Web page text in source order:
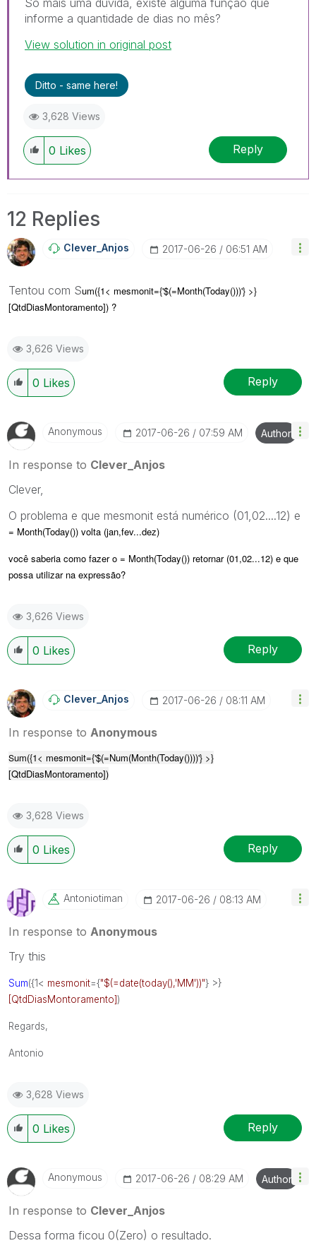
informe a quantidade de dias no mês?
View solution in original post
Ditto - same here!
3,628 Views
0 Likes Reply
12 Replies
Clever_Anjos ‎2017-06-26 06:51 AM
Tentou com Sum({1< mesmonit={'$(=Month(Today()))'} >}
[QtdDiasMontoramento]) ?
3,626 Views
0 Likes Reply
Anonymous ‎2017-06-26 07:59 AM Author
In response to Clever_Anjos
Clever,
O problema e que mesmonit está numérico (01,02....12) e
= Month(Today()) volta (jan,fev...dez)
você saberia como fazer o = Month(Today()) retornar (01,02...12) e que
possa utilizar na expressão?
3,626 Views
0 Likes Reply
Clever_Anjos ‎2017-06-26 08:11 AM
In response to Anonymous
Sum({1< mesmonit={'$(=Num(Month(Today())))'} >}
[QtdDiasMontoramento])
3,628 Views
0 Likes Reply
Antoniotiman ‎2017-06-26 08:13 AM
In response to Anonymous
Try this
Sum({1< mesmonit={"$(=date(today(),'MM'))"} >}
[QtdDiasMontoramento])
Regards,
Antonio
3,628 Views
0 Likes Reply
Anonymous ‎2017-06-26 08:29 AM Author
In response to Clever_Anjos
Dessa forma ficou 0(Zero) o resultado.